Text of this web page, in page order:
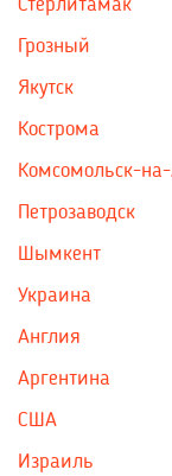
Стерлитамак
Грозный
Якутск
Кострома
Комсомольск-
Петрозаводск
Шымкент
Украина
Англия
Аргентина
США
Израиль